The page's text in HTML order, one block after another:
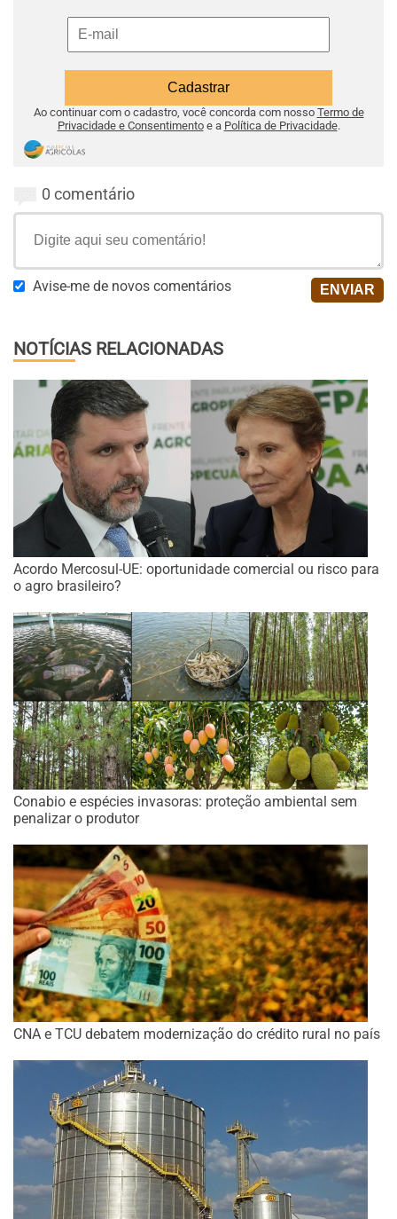
Ao continuar com o cadastro, você concorda com nosso Termo de
Privacidade e Consentimentoe a Política de Privacidade.
0 comentário
Avise-me de novos comentários
NOTÍCIAS RELACIONADAS
Acordo Mercosul-UE: oportunidade comercial ou risco para
o agro brasileiro?
Conabio e espécies invasoras: proteção ambiental sem
penalizar o produtor
CNA e TCU debatem modernização do crédito rural no país